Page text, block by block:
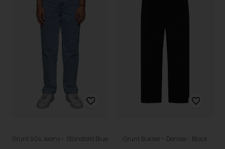
Grunt 90s Jeans - Standard Blue Grunt Bukser - Denise - Black